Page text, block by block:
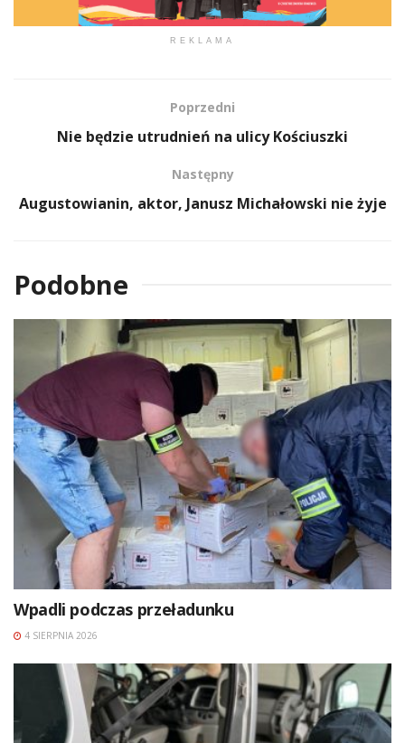
REKLAMA
Poprzedni
Nie będzie utrudnień na ulicy Kościuszki
Następny
Augustowianin, aktor, Janusz Michałowski nie żyje
Podobne
Wpadli podczas przeładunku
4 SIERPNIA 2026